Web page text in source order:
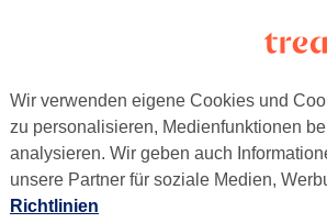
Wir verwenden eigene Cookies und
zu personalisieren, Medienfunktionen
analysieren. Wir geben auch
unsere Partner für soziale Medien,
Richtlinien